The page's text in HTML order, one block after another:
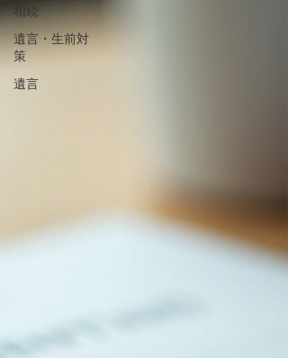
相続
遺言・生前対
策
遺言